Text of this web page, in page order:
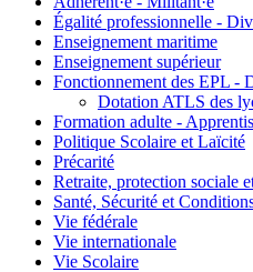
Égalité professionnelle -
Enseignement maritime
Enseignement supérieur
Fonctionnement des EPL -
Dotation ATLS des
Formation adulte -
Politique Scolaire et Laïcité
Précarité
Retraite, protection sociale
Santé, Sécurité et
Vie fédérale
Vie internationale
Vie Scolaire